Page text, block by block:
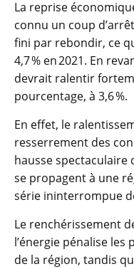
La reprise
connu un coup
fini par rebondir, ce
4,7 % en 2021. En
devrait ralentir
pourcentage, à 3,6 %.
En effet, le
resserrement des
hausse spectaculaire
se propagent à une
série ininterrompue
Le renchérissement
l’énergie pénalise
de la région, tandis